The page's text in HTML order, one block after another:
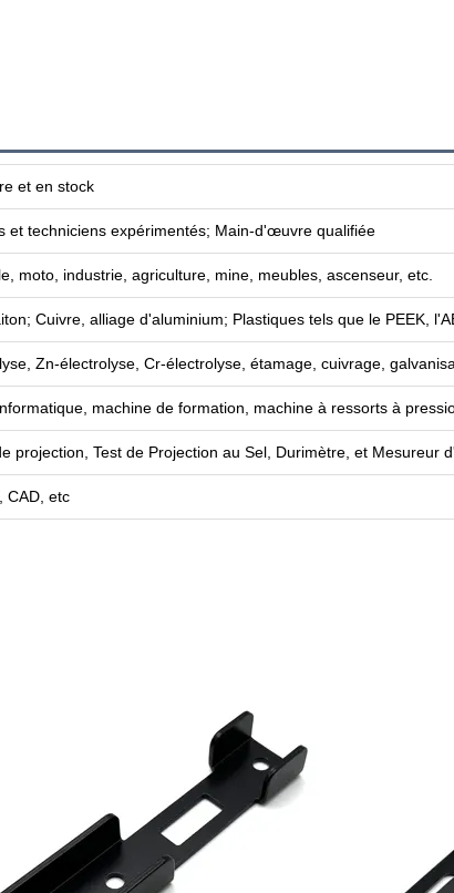
et en stock
et techniciens expérimentés; Main-d'œuvre qualifiée
moto, industrie, agriculture, mine, meubles, ascenseur, etc.
Cuivre, alliage d'aluminium; Plastiques tels que le PEEK,
Zn-électrolyse, Cr-électrolyse, étamage, cuivrage,
machine de formation, machine à ressorts à
projection, Test de Projection au Sel, Durimètre, et Mesureur
CAD, etc